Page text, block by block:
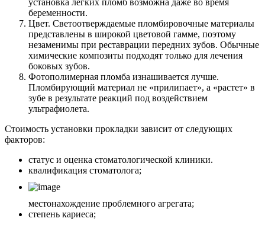
беременности.
Цвет. Светоотверждаемые пломбировочные материалы
представлены в широкой цветовой гамме, поэтому
незаменимы при реставрации передних зубов. Обычные
химические композиты подходят только для лечения
боковых зубов.
Фотополимерная пломба изнашивается лучше.
Пломбирующий материал не «прилипает», а «растет» в
зубе в результате реакций под воздействием
ультрафиолета.
Стоимость установки прокладки зависит от следующих
факторов:
статус и оценка стоматологической клиники.
квалификация стоматолога;
местонахождение проблемного агрегата;
степень кариеса;